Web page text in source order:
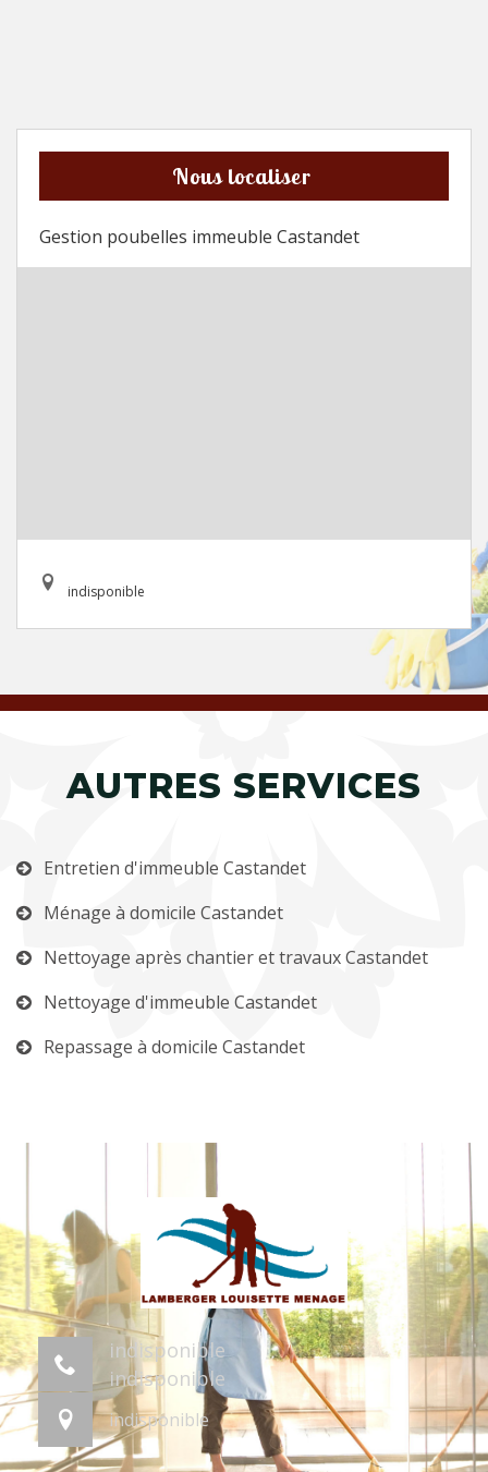
Nous localiser
Gestion poubelles immeuble Castandet
indisponible
AUTRES SERVICES
Entretien d'immeuble Castandet
Ménage à domicile Castandet
Nettoyage après chantier et travaux Castandet
Nettoyage d'immeuble Castandet
Repassage à domicile Castandet
indisponible
indisponible
indisponible